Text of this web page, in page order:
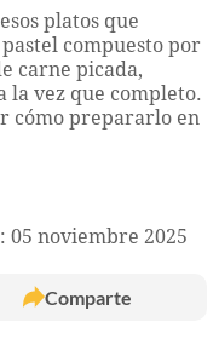
platos que
compuesto por
carne picada,
la vez que completo.
cómo prepararlo en
05 noviembre 2025
Comparte